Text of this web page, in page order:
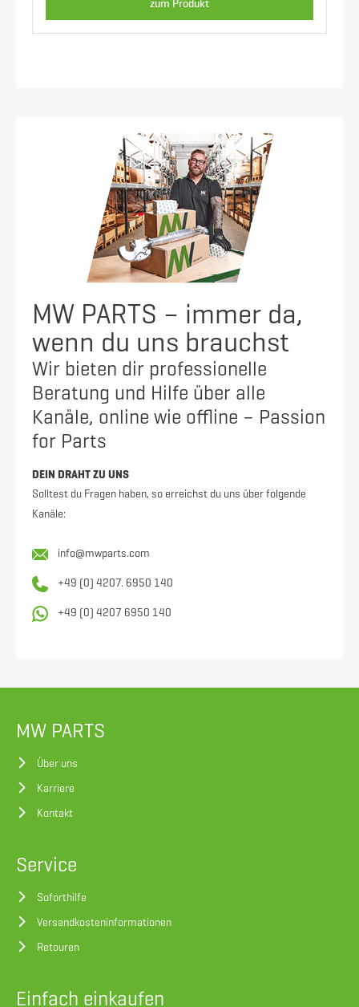
zum Produkt
MW PARTS – immer da,
wenn du uns brauchst
Wir bieten dir professionelle
Beratung und Hilfe über alle
Kanäle, online wie offline – Passion
for Parts
DEIN DRAHT ZU UNS
Solltest du Fragen haben, so erreichst du uns über folgende
Kanäle:
info@mwparts.com
+49 (0) 4207. 6950 140
+49 (0) 4207 6950 140
MW PARTS
Über uns
Karriere
Kontakt
Service
Soforthilfe
Versandkosteninformationen
Retouren
Einfach einkaufen